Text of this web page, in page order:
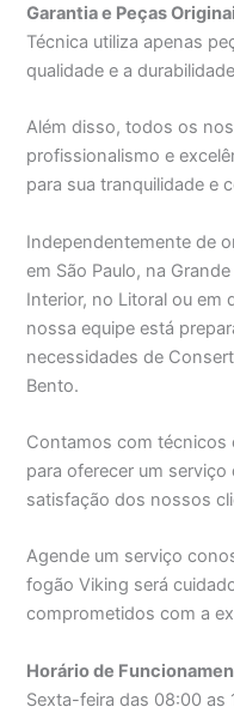
Garantia e Peças
Técnica utiliza apenas
qualidade e a
Além disso, todos os
profissionalismo e
para sua tranquilidade e
Independentemente de
em São Paulo, na
Interior, no Litoral ou em
nossa equipe está
necessidades de
Bento.
Contamos com técnicos
para oferecer um serviço
satisfação dos nossos
Agende um serviço
fogão Viking será
comprometidos com a
Horário de
Sexta-feira das 08:00 as